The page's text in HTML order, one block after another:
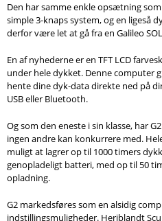
Den har samme enkle opsætning
simple 3-knaps system, og en ligeså
derfor være let at gå fra en Galileo
En af nyhederne er en TFT LCD
under hele dykket. Denne computer
hente dine dyk-data direkte ned på
USB eller Bluetooth.
Og som den eneste i sin klasse, har
ingen andre kan konkurrere med.
muligt at lagrer op til 1000 timers
genopladeligt batteri, med op til 50
opladning.
G2 markedsføres som en alsidig
indstillingsmuligheder. Heriblandt